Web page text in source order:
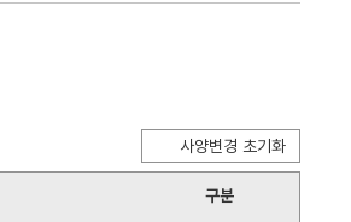
사양변경 초기화
구분